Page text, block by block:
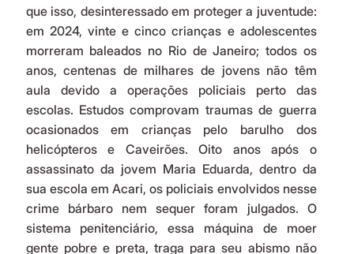
que isso, desinteressado em proteger a juventude:
em 2024, vinte e cinco crianças e adolescentes
morreram baleados no Rio de Janeiro; todos os
anos, centenas de milhares de jovens não têm
aula devido a operações policiais perto das
escolas. Estudos comprovam traumas de guerra
ocasionados em crianças pelo barulho dos
helicópteros e Caveirões. Oito anos após o
assassinato da jovem Maria Eduarda, dentro da
sua escola em Acari, os policiais envolvidos nesse
crime bárbaro nem sequer foram julgados. O
sistema penitenciário, essa máquina de moer
gente pobre e preta, traga para seu abismo não